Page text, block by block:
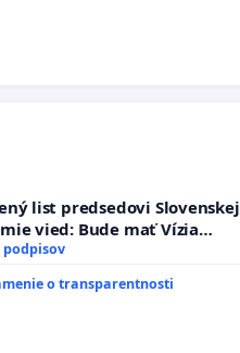
list predsedovi Slovenskej
vied: Bude mať Vízia
2040 mravnú chrbticu?
podpisov
o transparentnosti